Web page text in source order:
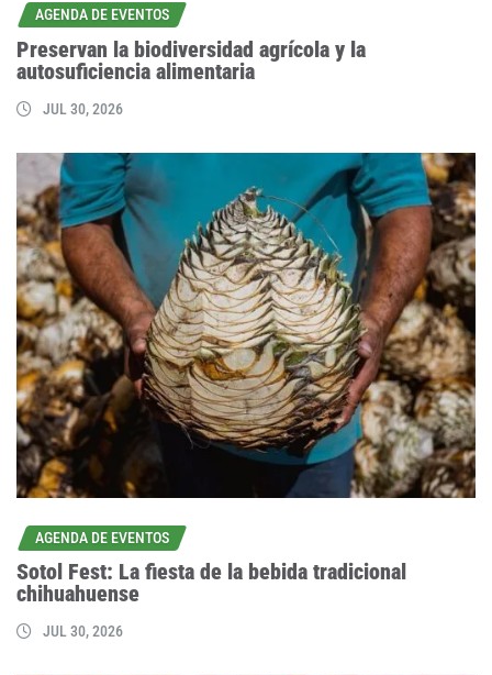
AGENDA DE EVENTOS
Preservan la biodiversidad agrícola y la
autosuficiencia alimentaria
JUL 30, 2026
AGENDA DE EVENTOS
Sotol Fest: La fiesta de la bebida tradicional
chihuahuense
JUL 30, 2026